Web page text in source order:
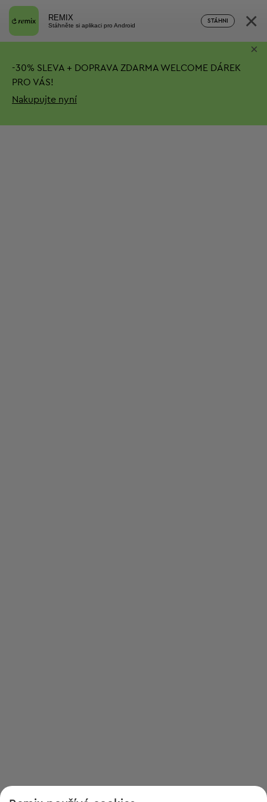
REMIX
Stáhněte si aplikaci pro Android
STÁHNI ×
-30% SLEVA + DOPRAVA ZDARMA WELCOME DÁREK
PRO VÁS!
Nakupujte nyní
×